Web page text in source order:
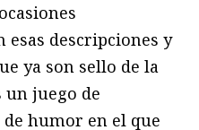
esas descripciones y
ya son sello de la
un juego de
humor en el que